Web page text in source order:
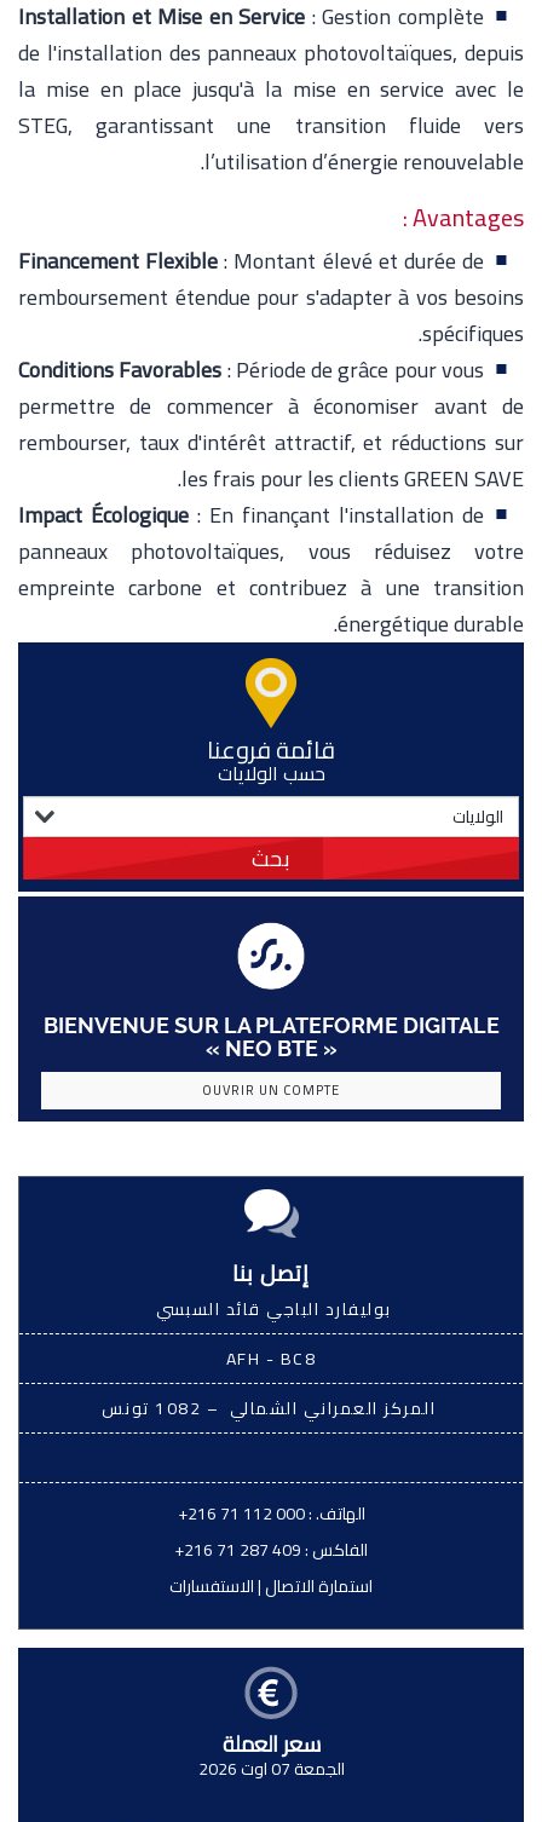
Installation et Mise en Service: Gestion complète
de l'installation des panneaux photovoltaïques, depuis
la mise en place jusqu'à la mise en service avec le
STEG, garantissant une transition fluide vers
l’utilisation d’énergie renouvelable.
Avantages :
Financement Flexible: Montant élevé et durée de
remboursement étendue pour s'adapter à vos besoins
spécifiques.
Conditions Favorables: Période de grâce pour vous
permettre de commencer à économiser avant de
rembourser, taux d'intérêt attractif, et réductions sur
les frais pour les clients GREEN SAVE.
Impact Écologique : En finançant l'installation de
panneaux photovoltaïques, vous réduisez votre
empreinte carbone et contribuez à une transition
énergétique durable.
قائمة فروعنا
حسب الولايات
بحث
BIENVENUE SUR LA PLATEFORME DIGITALE
« NEO BTE »
OUVRIR UN COMPTE
إتصل بنا
بوليفارد الباجي قائد السبسي
AFH - BC8
المركز العمراني الشمالي – 1082 تونس
الهاتف. :+216 71 112 000
الفاكس :+216 71 287 409
استمارة الاتصال|الاستفسارات
سعر العملة
الجمعة 07 اوت 2026